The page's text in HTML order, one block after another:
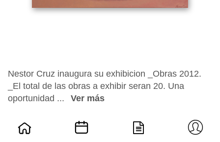
Nestor Cruz inaugura su exhibicion _Obras 2012.
_El total de las obras a exhibir seran 20. Una
oportunidad ...
Ver más